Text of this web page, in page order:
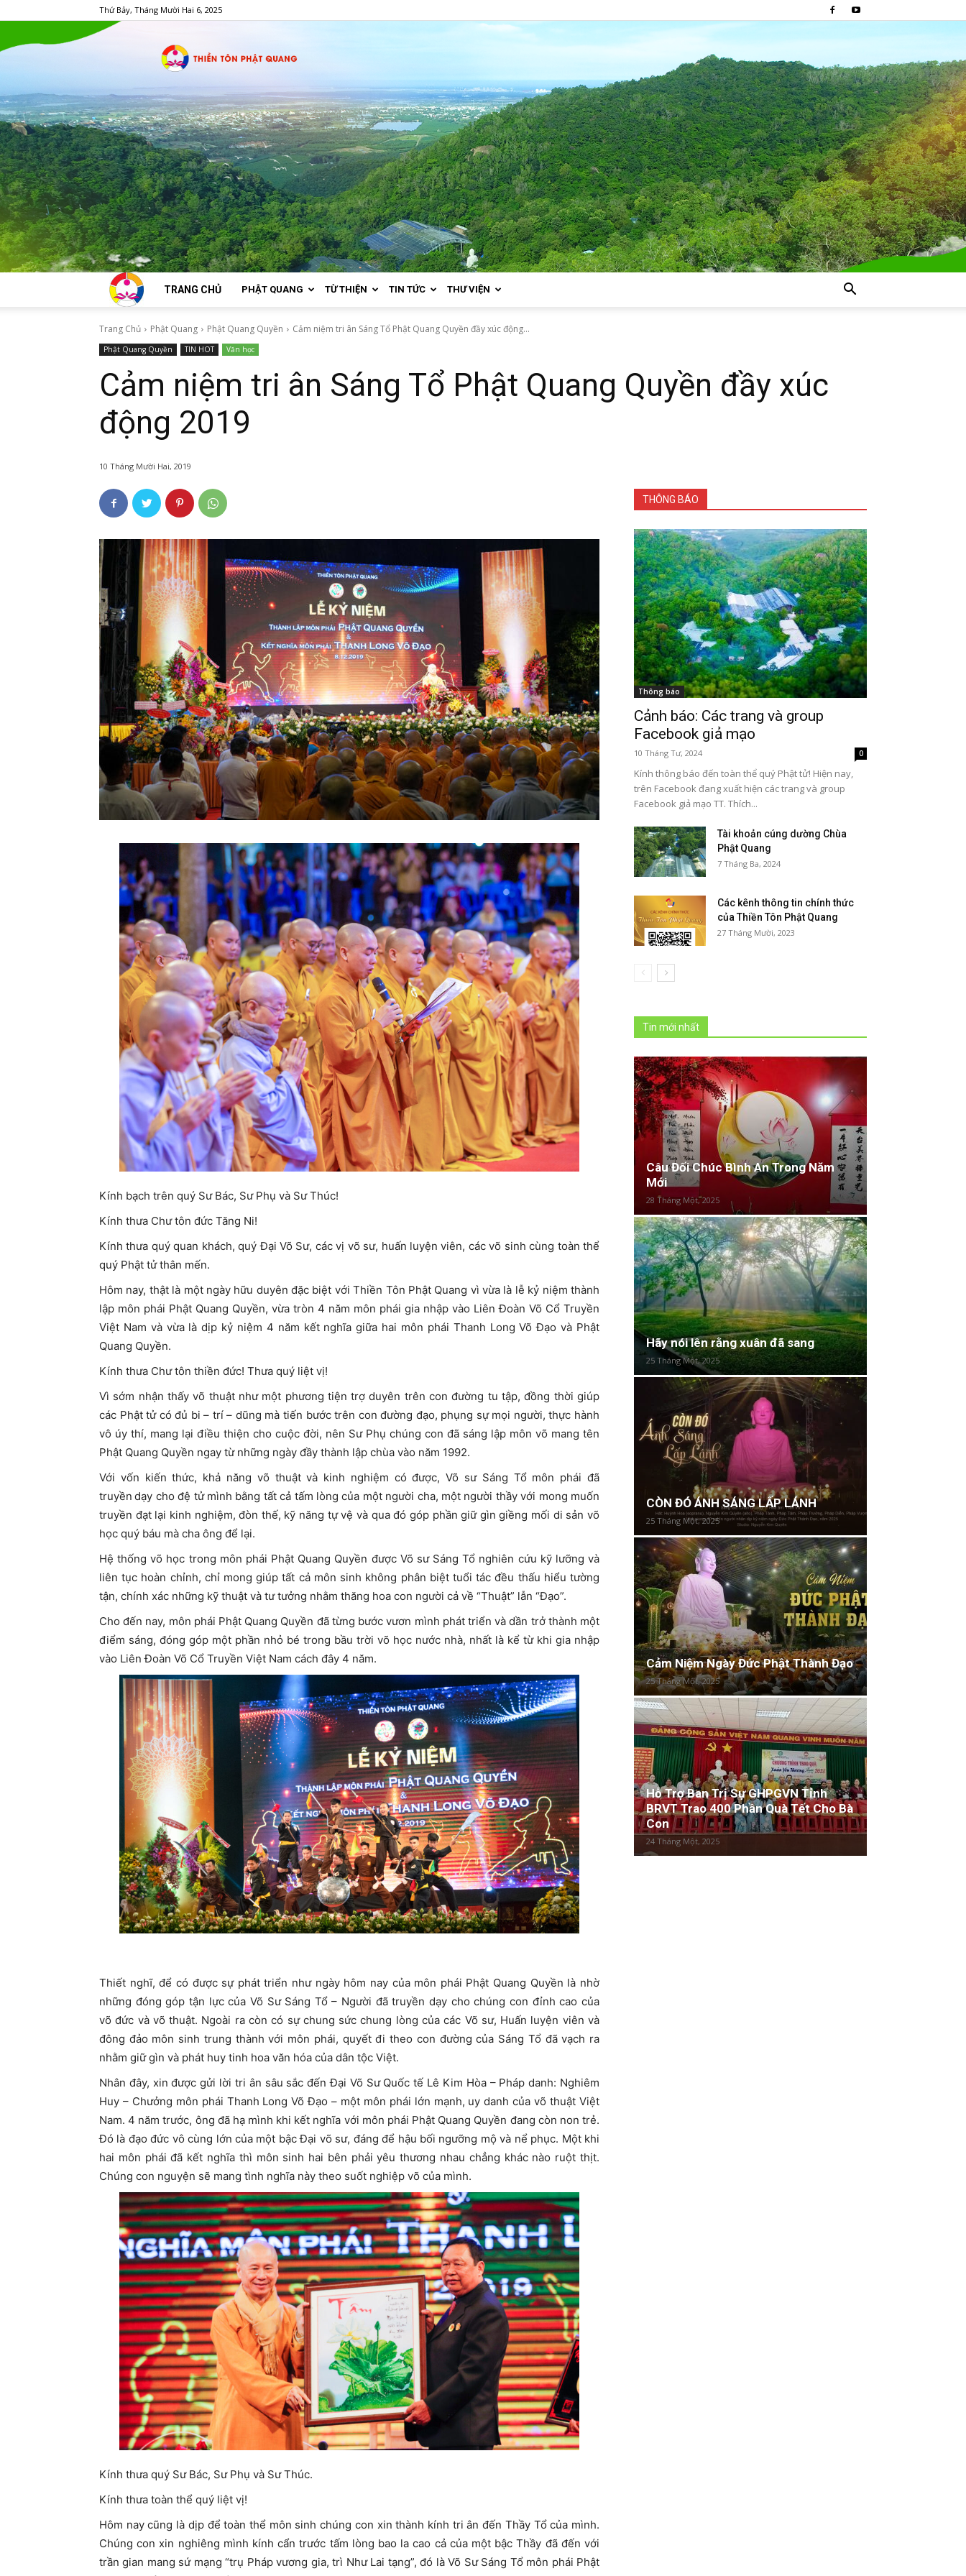
Thứ Bảy, Tháng Mười Hai 6, 2025
Quang
TRANG CHỦ PHẬT QUANG TỪ THIỆN TIN TỨC THƯ VIỆN
Trang Chủ Phật Quang Phật Quang Quyền Cảm niệm tri ân Sáng Tổ Phật Quang Quyền đầy xúc động...
Phật Quang Quyền TIN HOT Văn học
Cảm niệm tri ân Sáng Tổ Phật Quang Quyền đầy xúc
động 2019
10 Tháng Mười Hai, 2019
Kính bạch trên quý Sư Bác, Sư Phụ và Sư Thúc!
Kính thưa Chư tôn đức Tăng Ni!
Kính thưa quý quan khách, quý Đại Võ Sư, các vị võ sư, huấn luyện viên, các võ sinh cùng toàn thể
quý Phật tử thân mến.
Hôm nay, thật là một ngày hữu duyên đặc biệt với Thiền Tôn Phật Quang vì vừa là lễ kỷ niệm thành
lập môn phái Phật Quang Quyền, vừa tròn 4 năm môn phái gia nhập vào Liên Đoàn Võ Cổ Truyền
Việt Nam và vừa là dịp kỷ niệm 4 năm kết nghĩa giữa hai môn phái Thanh Long Võ Đạo và Phật
Quang Quyền.
Kính thưa Chư tôn thiền đức! Thưa quý liệt vị!
Vì sớm nhận thấy võ thuật như một phương tiện trợ duyên trên con đường tu tập, đồng thời giúp
các Phật tử có đủ bi – trí – dũng mà tiến bước trên con đường đạo, phụng sự mọi người, thực hành
vô úy thí, mang lại điều thiện cho cuộc đời, nên Sư Phụ chúng con đã sáng lập môn võ mang tên
Phật Quang Quyền ngay từ những ngày đầy thành lập chùa vào năm 1992.
Với vốn kiến thức, khả năng võ thuật và kinh nghiệm có được, Võ sư Sáng Tổ môn phái đã
truyền dạy cho đệ tử mình bằng tất cả tấm lòng của một người cha, một người thầy với mong muốn
truyền đạt lại kinh nghiệm, đòn thế, kỹ năng tự vệ và qua đó góp phần giữ gìn giềng mối di sản võ
học quý báu mà cha ông để lại.
Hệ thống võ học trong môn phái Phật Quang Quyền được Võ sư Sáng Tổ nghiên cứu kỹ lưỡng và
liên tục hoàn chỉnh, chỉ mong giúp tất cả môn sinh không phân biệt tuổi tác đều thấu hiểu tường
tận, chính xác những kỹ thuật và tư tưởng nhằm thăng hoa con người cả về “Thuật” lẫn “Ðạo”.
Cho đến nay, môn phái Phật Quang Quyền đã từng bước vươn mình phát triển và dần trở thành một
điểm sáng, đóng góp một phần nhỏ bé trong bầu trời võ học nước nhà, nhất là kể từ khi gia nhập
vào Liên Đoàn Võ Cổ Truyền Việt Nam cách đây 4 năm.
Thiết nghĩ, để có được sự phát triển như ngày hôm nay của môn phái Phật Quang Quyền là nhờ
những đóng góp tận lực của Võ Sư Sáng Tổ – Người đã truyền dạy cho chúng con đỉnh cao của
võ đức và võ thuật. Ngoài ra còn có sự chung sức chung lòng của các Võ sư, Huấn luyện viên và
đông đảo môn sinh trung thành với môn phái, quyết đi theo con đường của Sáng Tổ đã vạch ra
nhằm giữ gìn và phát huy tinh hoa văn hóa của dân tộc Việt.
Nhân đây, xin được gửi lời tri ân sâu sắc đến Đại Võ Sư Quốc tế Lê Kim Hòa – Pháp danh: Nghiêm
Huy – Chưởng môn phái Thanh Long Võ Đạo – một môn phái lớn mạnh, uy danh của võ thuật Việt
Nam. 4 năm trước, ông đã hạ mình khi kết nghĩa với môn phái Phật Quang Quyền đang còn non trẻ.
Đó là đạo đức vô cùng lớn của một bậc Đại võ sư, đáng để hậu bối ngưỡng mộ và nể phục. Một khi
hai môn phái đã kết nghĩa thì môn sinh hai bên phải yêu thương nhau chẳng khác nào ruột thịt.
Chúng con nguyện sẽ mang tình nghĩa này theo suốt nghiệp võ của mình.
Kính thưa quý Sư Bác, Sư Phụ và Sư Thúc.
Kính thưa toàn thể quý liệt vị!
Hôm nay cũng là dịp để toàn thể môn sinh chúng con xin thành kính tri ân đến Thầy Tổ của mình.
Chúng con xin nghiêng mình kính cẩn trước tấm lòng bao la cao cả của một bậc Thầy đã đến với
trần gian mang sứ mạng “trụ Pháp vương gia, trì Như Lai tạng”, đó là Võ Sư Sáng Tổ môn phái Phật
THÔNG BÁO
Thông báo
Cảnh báo: Các trang và group
Facebook giả mạo
10 Tháng Tư, 2024 0
Kính thông báo đến toàn thể quý Phật tử! Hiện nay,
trên Facebook đang xuất hiện các trang và group
Facebook giả mạo TT. Thích...
Tài khoản cúng dường Chùa
Phật Quang
7 Tháng Ba, 2024
Các kênh thông tin chính thức
của Thiền Tôn Phật Quang
27 Tháng Mười, 2023
Tin mới nhất
Câu Đối Chúc Bình An Trong Năm
Mới
28 Tháng Một, 2025
Hãy nói lên rằng xuân đã sang
25 Tháng Một, 2025
CÒN ĐÓ ÁNH SÁNG LẤP LÁNH
25 Tháng Một, 2025
Cảm Niệm Ngày Đức Phật Thành Đạo
25 Tháng Một, 2025
Hỗ Trợ Ban Trị Sự GHPGVN Tỉnh
BRVT Trao 400 Phần Quà Tết Cho Bà
Con
24 Tháng Một, 2025